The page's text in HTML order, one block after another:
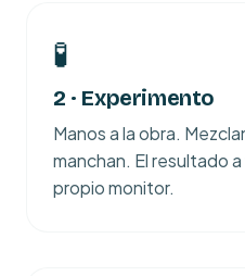
🧪
2 · Experimento
Manos a la obra.
manchan. El resultado
propio monitor.